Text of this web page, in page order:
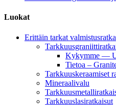
Luokat
Erittäin tarkat
Kykymme —
Tietoa –
Tarkkuuskeraamiset
Mineraalivalu
Tarkkuuslasiratkaisut